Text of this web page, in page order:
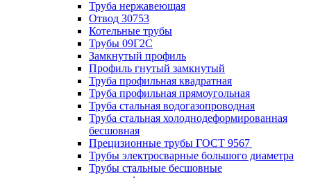
Труба нержавеющая
Отвод 30753
Котельные трубы
Трубы 09Г2С
Замкнутый профиль
Профиль гнутый замкнутый
Труба профильная квадратная
Труба профильная прямоугольная
Труба стальная водогазопроводная
Труба стальная холоднодеформированная
бесшовная
Прецизионные трубы ГОСТ 9567
Трубы электросварные большого диаметра
Трубы стальные бесшовные